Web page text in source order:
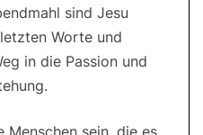
sind Jesu
Worte und
in die Passion und